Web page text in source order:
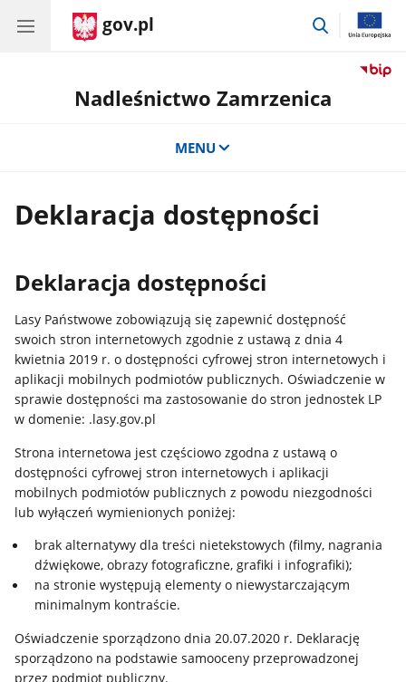
gov.pl
przejdź
Nadleśnictwo Zamrzenica
MENU
Deklaracja dostępności
Deklaracja dostępności
Lasy Państwowe zobowiązują się zapewnić dostępność
swoich stron internetowych zgodnie z ustawą z dnia 4
kwietnia 2019 r. o dostępności cyfrowej stron internetowych i
aplikacji mobilnych podmiotów publicznych. Oświadczenie w
sprawie dostępności ma zastosowanie do stron jednostek LP
w domenie: .lasy.gov.pl
Strona internetowa jest częściowo zgodna z ustawą o
dostępności cyfrowej stron internetowych i aplikacji
mobilnych podmiotów publicznych z powodu niezgodności
lub wyłączeń wymienionych poniżej:
brak alternatywy dla treści nietekstowych (filmy, nagrania
dźwiękowe, obrazy fotograficzne, grafiki i infografiki);
na stronie występują elementy o niewystarczającym
minimalnym kontraście.
Oświadczenie sporządzono dnia 20.07.2020 r. Deklarację
sporządzono na podstawie samooceny przeprowadzonej
przez podmiot publiczny.